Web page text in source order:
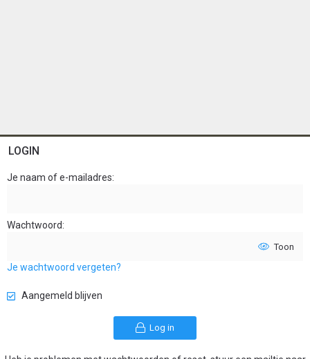
LOGIN
Je naam of e-mailadres
Wachtwoord
Toon
Je wachtwoord vergeten?
Aangemeld blijven
Log in